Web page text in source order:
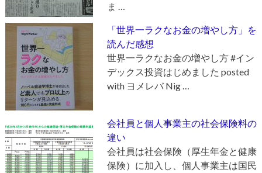
ま …
「世界一ラクなお金の増やし方」を
読んだ感想
世界一ラクなお金の増やし方 #イン
デックス投資はじめました posted
with ヨメレバ Nig …
会社員と個人事業主の社会保険料の
違い
会社員は社会保険（厚生年金と健康
保険）に加入し、個人事業主は国民